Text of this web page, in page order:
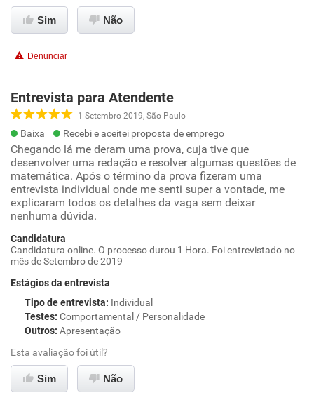
Sim Não
Denunciar
Entrevista para Atendente
1 Setembro 2019, São Paulo
Baixa Recebi e aceitei proposta de emprego
Chegando lá me deram uma prova, cuja tive que
desenvolver uma redação e resolver algumas questões de
matemática. Após o término da prova fizeram uma
entrevista individual onde me senti super a vontade, me
explicaram todos os detalhes da vaga sem deixar
nenhuma dúvida.
Candidatura
Candidatura online. O processo durou 1 Hora. Foi entrevistado no
mês de Setembro de 2019
Estágios da entrevista
Tipo de entrevista: Individual
Testes: Comportamental / Personalidade
Outros: Apresentação
Esta avaliação foi útil?
Sim Não